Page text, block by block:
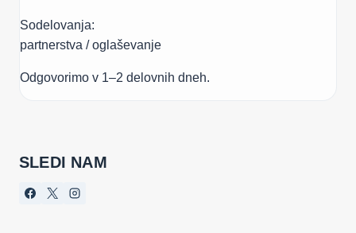
Sodelovanja:
partnerstva / oglaševanje
Odgovorimo v 1–2 delovnih dneh.
SLEDI NAM